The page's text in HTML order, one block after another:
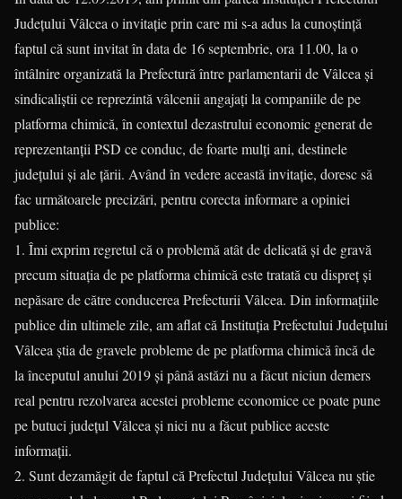
Județului Vâlcea o invitație prin care mi s-a adus la cunoștință
faptul că sunt invitat în data de 16 septembrie, ora 11.00, la o
întâlnire organizată la Prefectură între parlamentarii de Vâlcea și
sindicaliștii ce reprezintă vâlcenii angajați la companiile de pe
platforma chimică, în contextul dezastrului economic generat de
reprezentanții PSD ce conduc, de foarte mulți ani, destinele
județului și ale țării. Având în vedere această invitație, doresc să
fac următoarele precizări, pentru corecta informare a opiniei
publice:
1. Îmi exprim regretul că o problemă atât de delicată și de gravă
precum situația de pe platforma chimică este tratată cu dispreț și
nepăsare de către conducerea Prefecturii Vâlcea. Din informațiile
publice din ultimele zile, am aflat că Instituția Prefectului Județului
Vâlcea știa de gravele probleme de pe platforma chimică încă de
la începutul anului 2019 și până astăzi nu a făcut niciun demers
real pentru rezolvarea acestei probleme economice ce poate pune
pe butuci județul Vâlcea și nici nu a făcut publice aceste
informații.
2. Sunt dezamăgit de faptul că Prefectul Județului Vâlcea nu știe